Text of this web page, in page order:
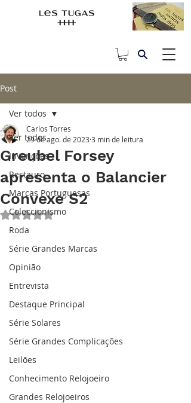
Post
Ver todos
Invenções
Restauro
Marcas Portuguesas
Coleccionismo
Roda
Série Grandes Marcas
Opinião
Entrevista
Destaque Principal
Série Solares
Série Grandes Complicações
Leilões
Conhecimento Relojoeiro
Grandes Relojoeiros
Ver todos
Greubel Forsey
apresenta o Balancier
Convexe S2
Carlos Torres
29 de ago. de 2023 3 min de leitura
Avaliado com NaN de 5 estrelas.